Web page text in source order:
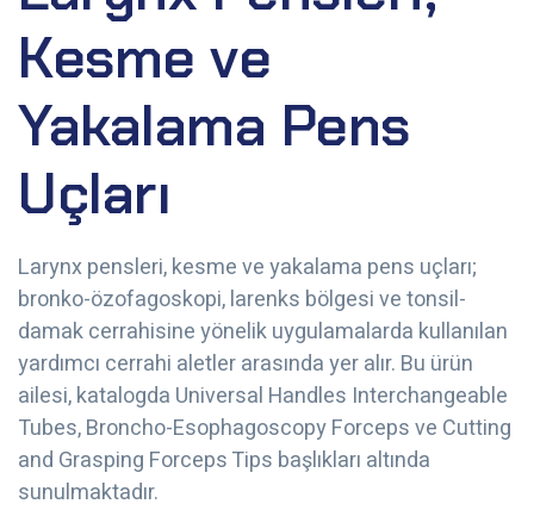
Kesme ve
Yakalama Pens
Uçları
Larynx pensleri, kesme ve yakalama pens uçları;
bronko-özofagoskopi, larenks bölgesi ve tonsil-
damak cerrahisine yönelik uygulamalarda kullanılan
yardımcı cerrahi aletler arasında yer alır. Bu ürün
ailesi, katalogda Universal Handles Interchangeable
Tubes, Broncho-Esophagoscopy Forceps ve Cutting
and Grasping Forceps Tips başlıkları altında
sunulmaktadır.